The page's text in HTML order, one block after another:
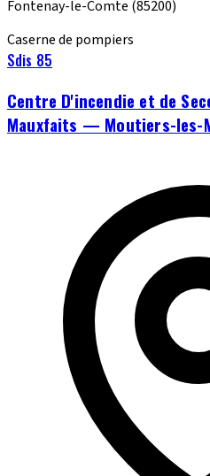
Fontenay-le-Comte (85200)
Caserne de pompiers
Sdis 85
Centre D'incendie et de
Mauxfaits — Moutiers-les-